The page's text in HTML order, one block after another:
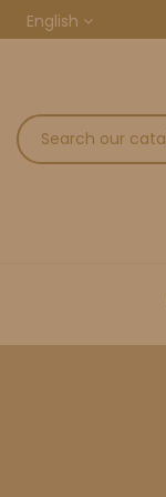
English